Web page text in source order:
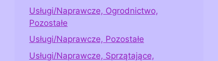
Usługi/Naprawcze, Ogrodnictwo,
Pozostałe
Usługi/Naprawcze, Pozostałe
Usługi/Naprawcze, Sprzątające,